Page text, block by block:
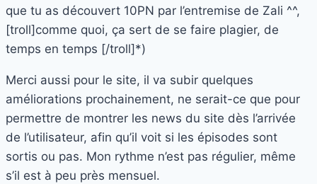
que tu as découvert 10PN par l’entremise de Zali ^^,
[troll]comme quoi, ça sert de se faire plagier, de
temps en temps [/troll]*)
Merci aussi pour le site, il va subir quelques
améliorations prochainement, ne serait-ce que pour
permettre de montrer les news du site dès l’arrivée
de l’utilisateur, afin qu’il voit si les épisodes sont
sortis ou pas. Mon rythme n’est pas régulier, même
s’il est à peu près mensuel.